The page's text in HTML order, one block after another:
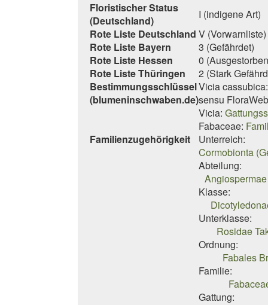
Floristischer Status
(Deutschland)
I (indigene Art)
Rote Liste Deutschland V (Vorwarnliste)
Rote Liste Bayern
3 (Gefährdet)
Rote Liste Hessen
0
Rote Liste Thüringen
2 (Stark
Bestimmungsschlüssel
(blumeninschwaben.de)
Vicia
sensu
Vicia:
Fabaceae:
Familienzugehörigkeit
Unterreich:
Cormobionta
Abteilung:
Klasse:
Unterklasse:
Rosidae
Ordnung:
Fabales
Familie:
Gattung: